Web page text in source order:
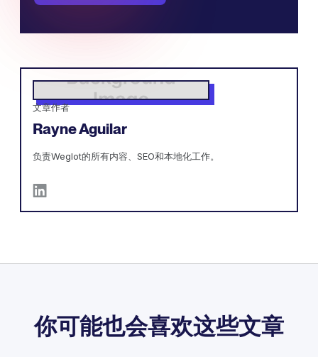
文章作者
Rayne Aguilar
负责Weglot的所有内容、SEO和本地化工作。
你可能也会喜欢这些文章